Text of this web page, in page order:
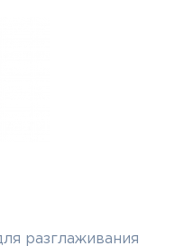
разглаживания